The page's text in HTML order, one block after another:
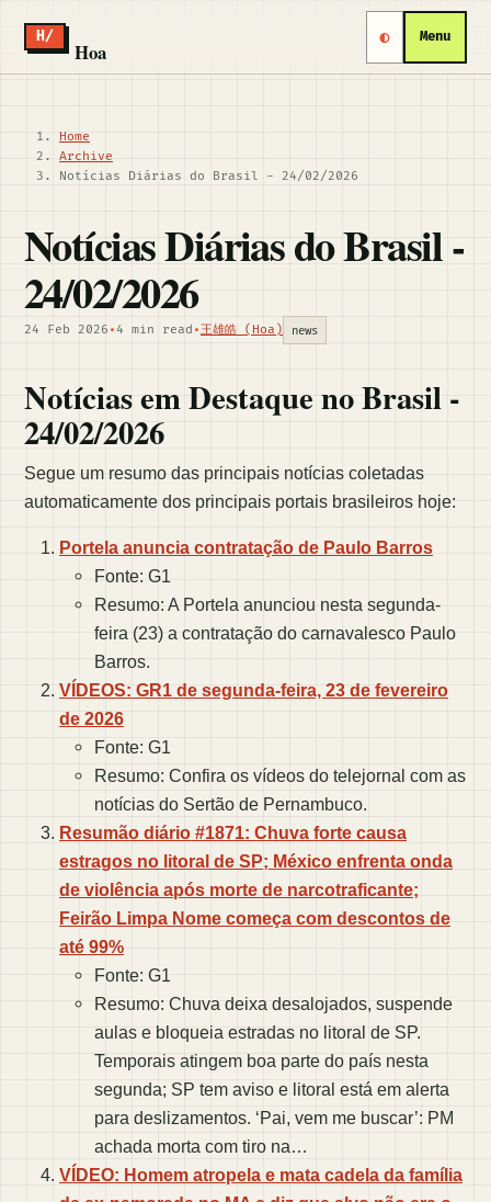
H/
Hoa
◐ Menu
Home
Archive
Notícias Diárias do Brasil - 24/02/2026
Notícias Diárias do Brasil -
24/02/2026
24 Feb 2026 • 4 min read • 王雄皓 (Hoa) news
Notícias em Destaque no Brasil -
24/02/2026
Segue um resumo das principais notícias coletadas
automaticamente dos principais portais brasileiros hoje:
Portela anuncia contratação de Paulo Barros
Fonte: G1
Resumo: A Portela anunciou nesta segunda-
feira (23) a contratação do carnavalesco Paulo
Barros.
VÍDEOS: GR1 de segunda-feira, 23 de fevereiro
de 2026
Fonte: G1
Resumo: Confira os vídeos do telejornal com as
notícias do Sertão de Pernambuco.
Resumão diário #1871: Chuva forte causa
estragos no litoral de SP; México enfrenta onda
de violência após morte de narcotraficante;
Feirão Limpa Nome começa com descontos de
até 99%
Fonte: G1
Resumo: Chuva deixa desalojados, suspende
aulas e bloqueia estradas no litoral de SP.
Temporais atingem boa parte do país nesta
segunda; SP tem aviso e litoral está em alerta
para deslizamentos. ‘Pai, vem me buscar’: PM
achada morta com tiro na…
VÍDEO: Homem atropela e mata cadela da família